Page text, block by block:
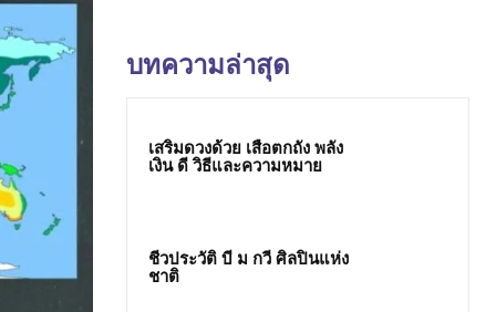
บทความล่าสุด
เสริมดวงด้วย เสือตกถัง พลัง
เงิน ดี วิธีและความหมาย
ชีวประวัติ บี ม กวี ศิลปินแห่ง
ชาติ